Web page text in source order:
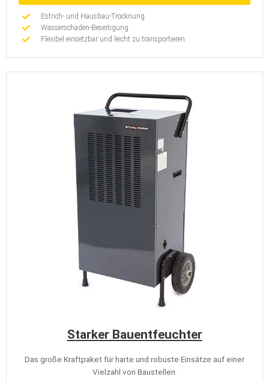
Estrich- und Hausbau-Trocknung
Wasserschaden-Beseitigung
Flexibel einsetzbar und leicht zu transportieren
Starker Bauentfeuchter
Das große Kraftpaket für harte und robuste Einsätze auf einer
Vielzahl von Baustellen.